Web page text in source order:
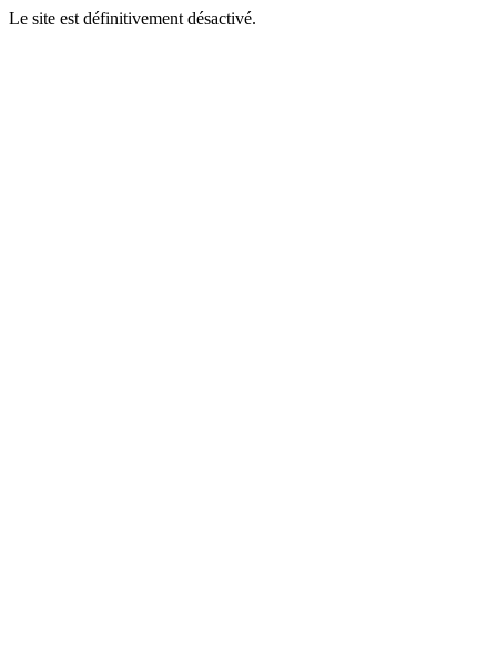
Le site est définitivement désactivé.